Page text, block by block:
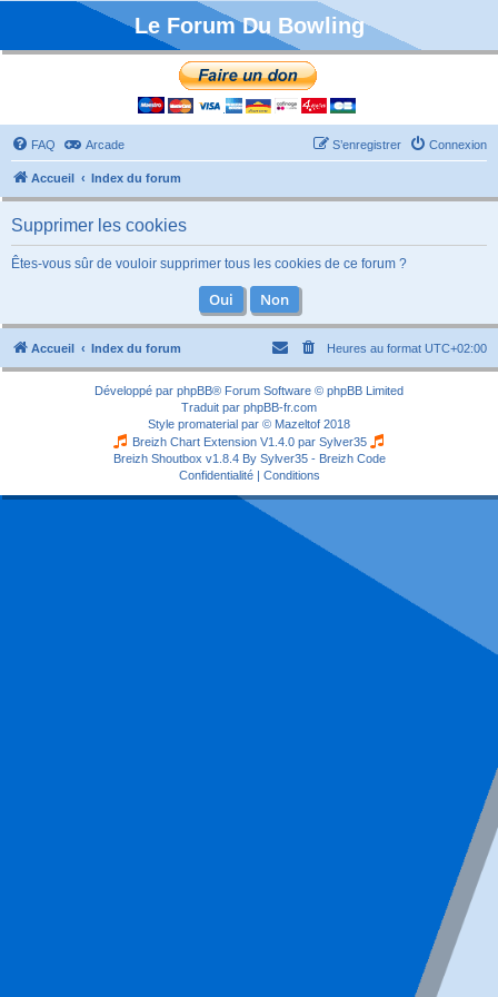
Le Forum Du Bowling
FAQ Arcade Connexion
S’enregistrer
Accueil Index du forum
Supprimer les cookies
Êtes-vous sûr de vouloir supprimer tous les cookies de ce forum ?
Accueil Index du forum Heures au format UTC+02:00
Développé par phpBB® Forum Software © phpBB Limited
Traduit par phpBB-fr.com
Style promaterial par © Mazeltof 2018
Breizh Chart Extension V1.4.0 par Sylver35
Breizh Shoutbox v1.8.4 By Sylver35 - Breizh Code
Confidentialité| Conditions